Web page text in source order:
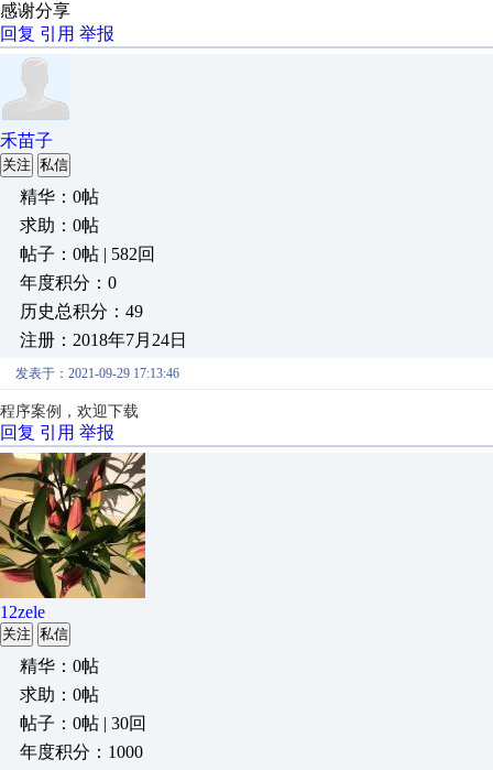
感谢分享
回复 引用 举报
禾苗子
关注 私信
精华：0帖
求助：0帖
帖子：0帖 | 582回
年度积分：0
历史总积分：49
注册：2018年7月24日
发表于：2021-09-29 17:13:46
程序案例 ，欢迎下载
回复 引用 举报
12zele
关注 私信
精华：0帖
求助：0帖
帖子：0帖 | 30回
年度积分：1000